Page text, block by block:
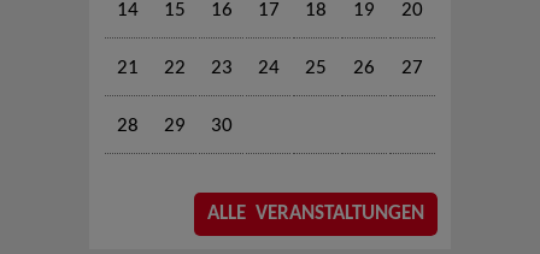
14 15 16 17 18 19 20
21 22 23 24 25 26 27
28 29 30
ALLE VERANSTALTUNGEN